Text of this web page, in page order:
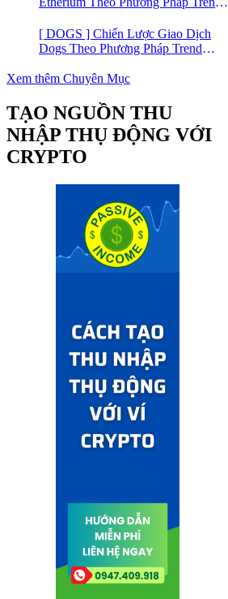
[ DOGS ] Chiến Lược Giao Dịch
Dogs Theo Phương Pháp Trend
Yết trên Binance
Xem thêm Chuyên Mục
TẠO NGUỒN THU
NHẬP THỤ ĐỘNG VỚI
CRYPTO